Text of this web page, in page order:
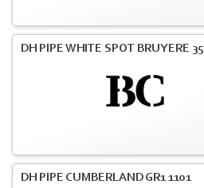
DH PIPE WHITE SPOT BRUYERE 35
DH PIPE CUMBERLAND GR1 1101